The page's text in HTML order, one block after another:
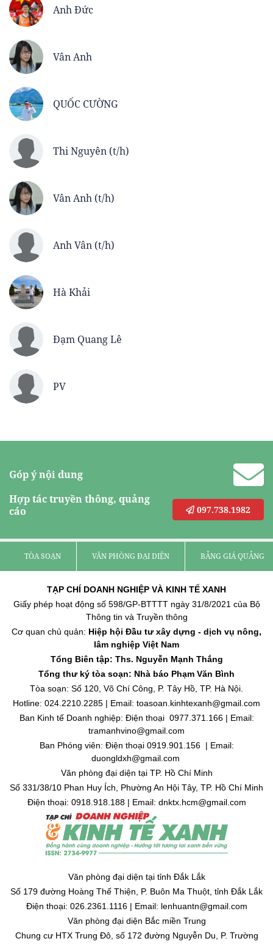
Anh Đức
Vân Anh
QUỐC CƯỜNG
Thi Nguyên (t/h)
Vân Anh (t/h)
Anh Vân (t/h)
Hà Khải
Đạm Quang Lê
PV
Góp ý nội dung
Hợp tác truyền thông, quảng
cáo
097.738.1982
TÒA SOẠN VĂN PHÒNG ĐẠI DIỆN BẢNG GIÁ QUẢNG
TẠP CHÍ DOANH NGHIỆP VÀ KINH TẾ XANH
Giấy phép hoạt động số 598/GP-BTTTT ngày 31/8/2021 của Bộ
Thông tin và Truyền thông
Cơ quan chủ quản: Hiệp hội Đầu tư xây dựng - dịch vụ nông,
lâm nghiệp Việt Nam
Tổng Biên tập: Ths. Nguyễn Mạnh Thắng
Tổng thư ký tòa soạn: Nhà báo Phạm Văn Bình
Tòa soạn: Số 120, Võ Chí Công, P. Tây Hồ, TP. Hà Nội.
Hotline: 024.2210.2285 | Email: toasoan.kinhtexanh@gmail.com
Ban Kinh tế Doanh nghiệp: Điện thoại 0977.371.166 | Email:
tramanhvino@gmail.com
Ban Phóng viên: Điện thoại 0919.901.156 | Email:
duongldxh@gmail.com
Văn phòng đại diện tại TP. Hồ Chí Minh
Số 331/38/10 Phan Huy Ích, Phường An Hội Tây, TP. Hồ Chí Minh
Điện thoại: 0918.918.188 | Email: dnktx.hcm@gmail.com
Văn phòng đại diện tại tỉnh Đắk Lắk
Số 179 đường Hoàng Thế Thiện, P. Buôn Ma Thuột, tỉnh Đắk Lắk
Điện thoại: 026.2361.1116 | Email: lenhuantn@gmail.com
Văn phòng đại diện Bắc miền Trung
Chung cư HTX Trung Đô, số 172 đường Nguyễn Du, P. Trường